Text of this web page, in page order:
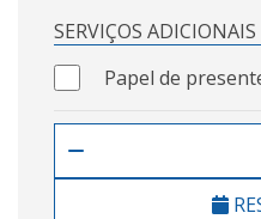
SERVIÇOS ADICIONAIS
Papel de